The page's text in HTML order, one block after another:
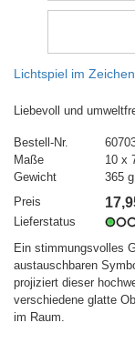
Lichtspiel im
Liebevoll und
Bestell-Nr.
Maße
10 x
Gewicht
365 g
Preis
Lieferstatus
Ein stimmungsvolles
austauschbaren
projiziert dieser
verschiedene glatte
im Raum.